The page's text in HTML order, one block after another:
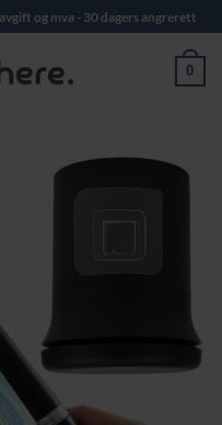
og mva - 30 dagers angrerett
0